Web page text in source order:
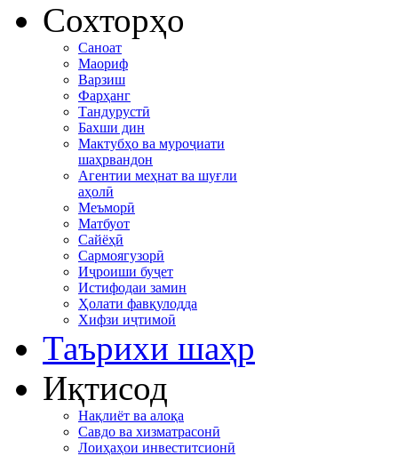
Сохторҳо
Саноат
Маориф
Варзиш
Фарҳанг
Тандурустӣ
Бахши дин
Мактубҳо ва муроҷиати
шаҳрвандон
Агентии меҳнат ва шуғли
аҳолӣ
Меъморӣ
Матбуот
Сайёҳӣ
Сармоягузорӣ
Иҷроиши буҷет
Истифодаи замин
Ҳолати фавқулодда
Хифзи иҷтимоӣ
Таърихи шаҳр
Иқтисод
Нақлиёт ва алоқа
Савдо ва хизматрасонӣ
Лоиҳаҳои инвеститсионӣ